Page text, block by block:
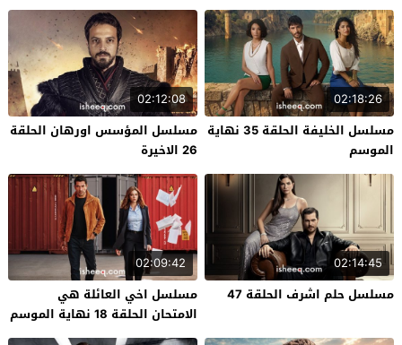
02:18:26
مسلسل الخليفة الحلقة 35 نهاية
الموسم
02:12:08
مسلسل المؤسس اورهان الحلقة
26 الاخيرة
02:14:45
مسلسل حلم اشرف الحلقة 47
02:09:42
مسلسل اخي العائلة هي
الامتحان الحلقة 18 نهاية الموسم